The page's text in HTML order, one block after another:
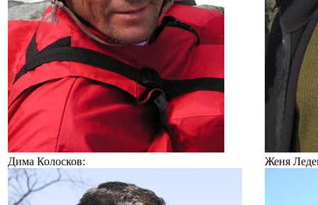
Дима Колосков: Женя